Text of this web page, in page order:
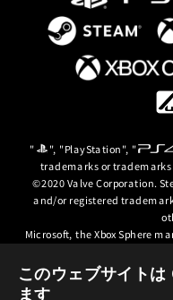
" ", "PlayStation", "
trademarks or
©2020 Valve Corporation.
and/or registered
Microsoft, the Xbox Sphere
trademarks of
このウェブサイト
ます